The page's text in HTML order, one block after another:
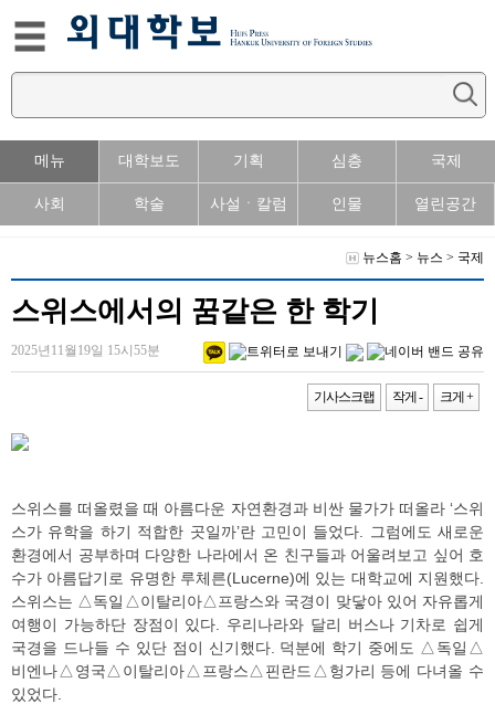
메뉴 대학보도 기획 심층 국제
사회 학술 사설ㆍ칼럼 인물 열린공간
뉴스홈 > 뉴스 > 국제
스위스에서의 꿈같은 한 학기
2025년11월19일 15시55분
기사스크랩 작게 - 크게 +
스위스를 떠올렸을 때 아름다운 자연환경과 비싼 물가가 떠올라 ‘스위
스가 유학을 하기 적합한 곳일까’란 고민이 들었다. 그럼에도 새로운
환경에서 공부하며 다양한 나라에서 온 친구들과 어울려보고 싶어 호
수가 아름답기로 유명한 루체른(Lucerne)에 있는 대학교에 지원했다.
스위스는 △독일△이탈리아△프랑스와 국경이 맞닿아 있어 자유롭게
여행이 가능하단 장점이 있다. 우리나라와 달리 버스나 기차로 쉽게
국경을 드나들 수 있단 점이 신기했다. 덕분에 학기 중에도 △독일△
비엔나△영국△이탈리아△프랑스△핀란드△헝가리 등에 다녀올 수
있었다.